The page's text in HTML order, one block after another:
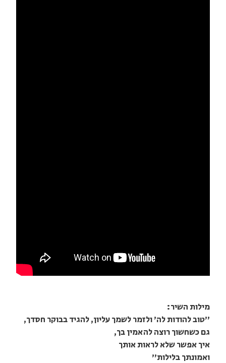
מילות השיר:
"טוב להודות לה' ולזמר לשמך עליון, להגיד בבוקר חסדך,
גם כשחשוך רוצה להאמין בך,
איך אפשר שלא לראות אותך
ואמונתך בלילות"